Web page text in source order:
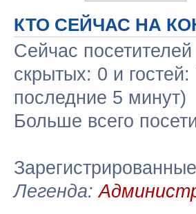
КТО СЕЙЧАС НА
Сейчас
скрытых: 0 и
последние 5 минут)
Больше всего
Легенда: